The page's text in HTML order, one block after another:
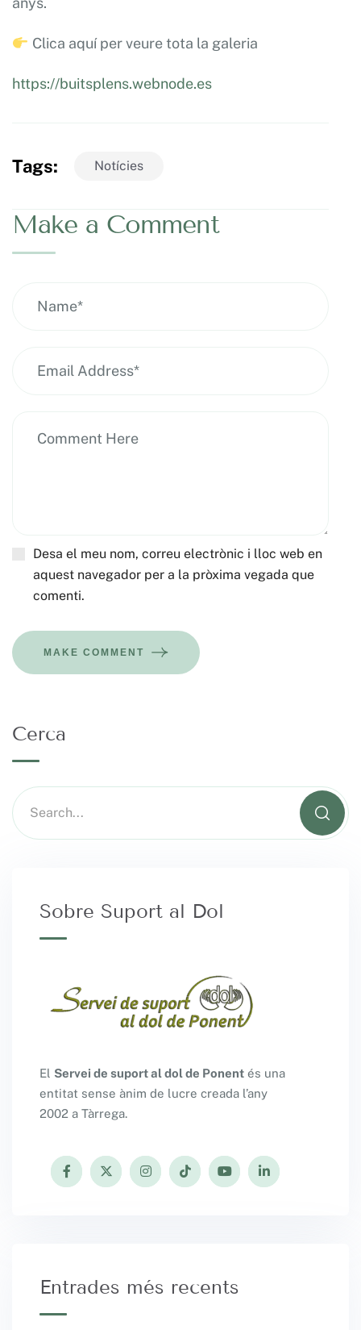
Clica aquí per veure tota la galeria
https://buitsplens.webnode.es
Tags: Notícies
Make a Comment
Desa el meu nom, correu electrònic i lloc web en
aquest navegador per a la pròxima vegada que
comenti.
MAKE COMMENT
Cerca
Sobre Suport al Dol
El Servei de suport al dol de Ponent és una
entitat sense ànim de lucre creada l’any
2002 a Tàrrega.
Entrades més recents